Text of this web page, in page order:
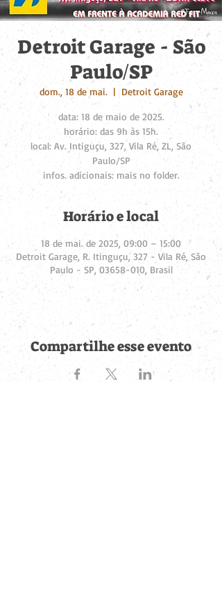
Detroit Garage - São
Paulo/SP
dom., 18 de mai.
  |
Detroit Garage
data: 18 de maio de 2025.
horário: das 9h às 15h.
local: Av. Intiguçu, 327, Vila Ré, ZL, São
Paulo/SP
infos. adicionais: mais no folder.
Horário e local
18 de mai. de 2025, 09:00 – 15:00
Detroit Garage, R. Itinguçu, 327 - Vila Ré, São
Paulo - SP, 03658-010, Brasil
Compartilhe esse evento